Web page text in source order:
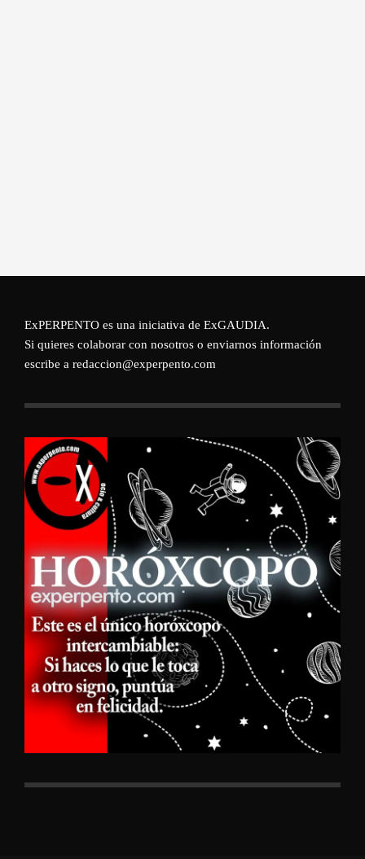
ExPERPENTO es una iniciativa de ExGAUDIA.
Si quieres colaborar con nosotros o enviarnos información
escribe a redaccion@experpento.com